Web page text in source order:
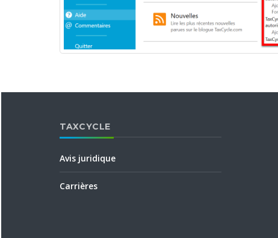
TAXCYCLE
Avis juridique
Carrières